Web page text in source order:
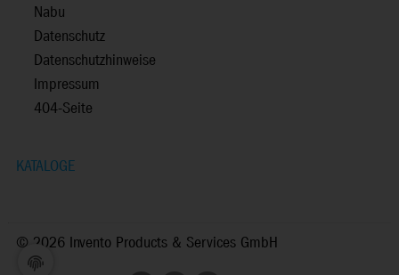
Nabu
Datenschutz
Datenschutzhinweise
Impressum
404-Seite
KATALOGE
© 2026 Invento Products & Services GmbH